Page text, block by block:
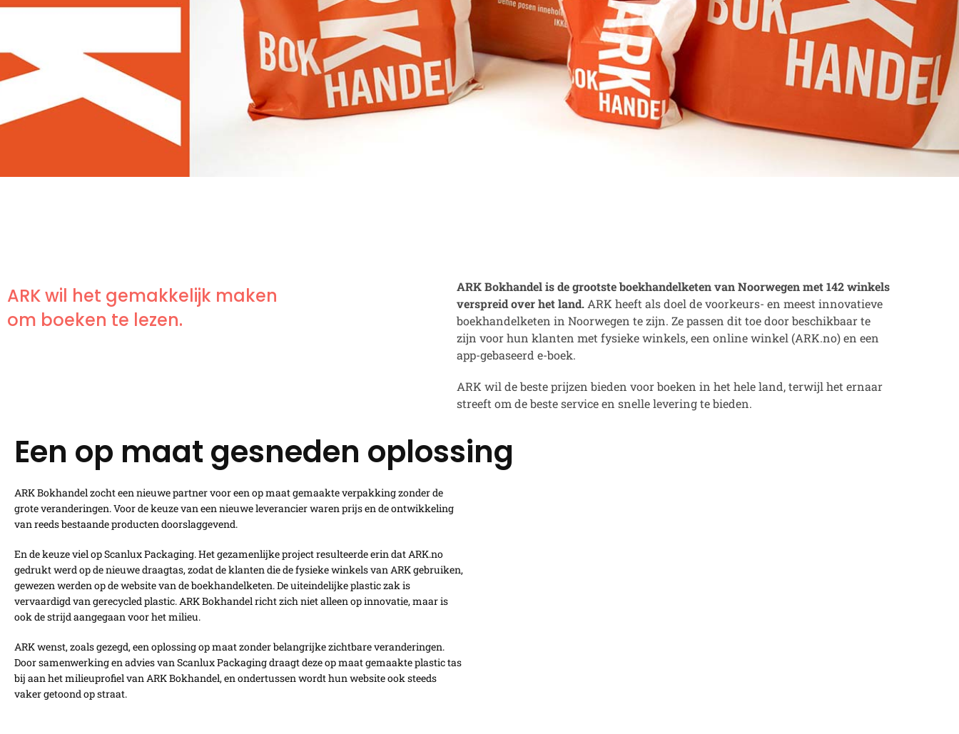
ARK wil het gemakkelijk maken
om boeken te lezen.
ARK Bokhandel is de grootste boekhandelketen van Noorwegen met 142 winkels
verspreid over het land. ARK heeft als doel de voorkeurs- en meest innovatieve
boekhandelketen in Noorwegen te zijn. Ze passen dit toe door beschikbaar te
zijn voor hun klanten met fysieke winkels, een online winkel (ARK.no) en een
app-gebaseerd e-boek.
ARK wil de beste prijzen bieden voor boeken in het hele land, terwijl het ernaar
streeft om de beste service en snelle levering te bieden.
Een op maat gesneden oplossing
ARK Bokhandel zocht een nieuwe partner voor een op maat gemaakte verpakking zonder de
grote veranderingen. Voor de keuze van een nieuwe leverancier waren prijs en de ontwikkeling
van reeds bestaande producten doorslaggevend.
En de keuze viel op Scanlux Packaging. Het gezamenlijke project resulteerde erin dat ARK.no
gedrukt werd op de nieuwe draagtas, zodat de klanten die de fysieke winkels van ARK gebruiken,
gewezen werden op de website van de boekhandelketen. De uiteindelijke plastic zak is
vervaardigd van gerecycled plastic. ARK Bokhandel richt zich niet alleen op innovatie, maar is
ook de strijd aangegaan voor het milieu.
ARK wenst, zoals gezegd, een oplossing op maat zonder belangrijke zichtbare veranderingen.
Door samenwerking en advies van Scanlux Packaging draagt ​​deze op maat gemaakte plastic tas
bij aan het milieuprofiel van ARK Bokhandel, en ondertussen wordt hun website ook steeds
vaker getoond op straat.